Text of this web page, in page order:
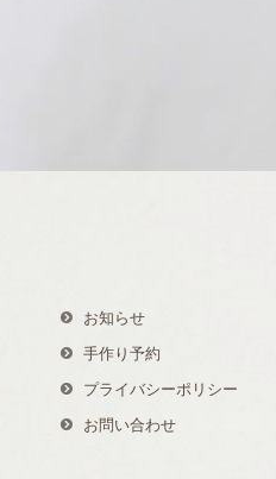
お知らせ
手作り予約
プライバシーポリシー
お問い合わせ